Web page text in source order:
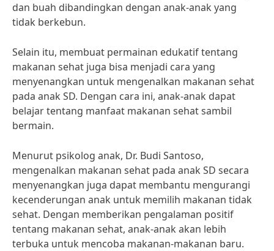
dan buah dibandingkan dengan anak-anak yang
tidak berkebun.
Selain itu, membuat permainan edukatif tentang
makanan sehat juga bisa menjadi cara yang
menyenangkan untuk mengenalkan makanan sehat
pada anak SD. Dengan cara ini, anak-anak dapat
belajar tentang manfaat makanan sehat sambil
bermain.
Menurut psikolog anak, Dr. Budi Santoso,
mengenalkan makanan sehat pada anak SD secara
menyenangkan juga dapat membantu mengurangi
kecenderungan anak untuk memilih makanan tidak
sehat. Dengan memberikan pengalaman positif
tentang makanan sehat, anak-anak akan lebih
terbuka untuk mencoba makanan-makanan baru.